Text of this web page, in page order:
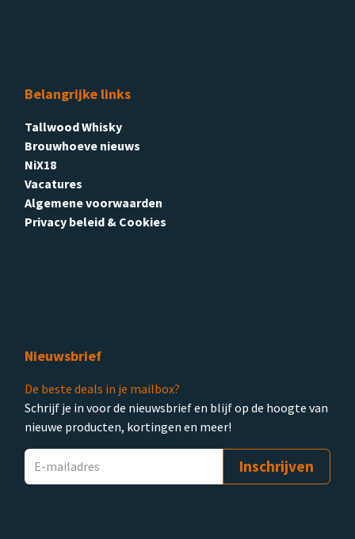
Belangrijke links
Tallwood Whisky
Brouwhoeve nieuws
NiX18
Vacatures
Algemene voorwaarden
Privacy beleid & Cookies
Nieuwsbrief
De beste deals in je mailbox?
Schrijf je in voor de nieuwsbrief en blijf op de hoogte van
nieuwe producten, kortingen en meer!
Inschrijven